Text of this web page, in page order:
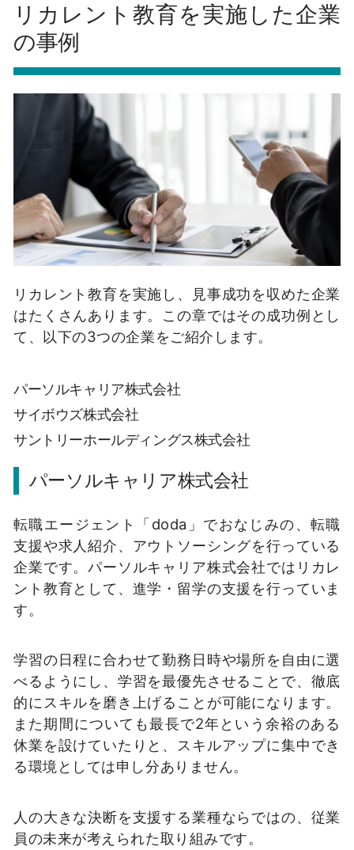
リカレント教育を実施した企業
の事例
リカレント教育を実施し、見事成功を収めた企業
はたくさんあります。この章ではその成功例とし
て、以下の3つの企業をご紹介します。
パーソルキャリア株式会社
サイボウズ株式会社
サントリーホールディングス株式会社
パーソルキャリア株式会社
転職エージェント「doda」でおなじみの、転職
支援や求人紹介、アウトソーシングを行っている
企業です。パーソルキャリア株式会社ではリカレ
ント教育として、進学・留学の支援を行っていま
す。
学習の日程に合わせて勤務日時や場所を自由に選
べるようにし、学習を最優先させることで、徹底
的にスキルを磨き上げることが可能になります。
また期間についても最長で2年という余裕のある
休業を設けていたりと、スキルアップに集中でき
る環境としては申し分ありません。
人の大きな決断を支援する業種ならではの、従業
員の未来が考えられた取り組みです。